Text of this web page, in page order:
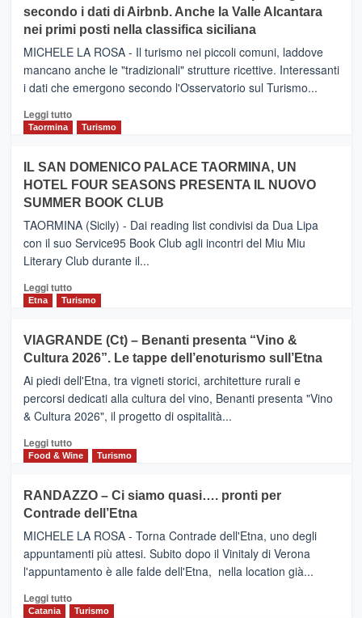
–
Inaugurato
il
nuovo
collegamento
tra
e
Zanzibar
da
Neos
secondo i dati di Airbnb. Anche la Valle Alcantara
nei primi posti nella classifica siciliana
MICHELE LA ROSA - Il turismo nei piccoli comuni, laddove
mancano anche le "tradizionali" strutture ricettive. Interessanti
i dati che emergono secondo l'Osservatorio sul Turismo...
Leggi tuttoLeggi
PIEDIMONTE
ETNEO
–
Meta
turistica
privilegiata
secondo
dati
di
Anche
la
Alcantara
nei
primi
nella
classifica
Taormina Turismo
IL SAN DOMENICO PALACE TAORMINA, UN
HOTEL FOUR SEASONS PRESENTA IL NUOVO
SUMMER BOOK CLUB
TAORMINA (Sicily) - Dai reading list condivisi da Dua Lipa
con il suo Service95 Book Club agli incontri del Miu Miu
Literary Club durante il...
Leggi tuttoLeggi
di
IL
SAN
DOMENICO
PALACE
TAORMINA,
UN
HOTEL
FOUR
IL
NUOVO
SUMMER
CLUB
Etna Turismo
VIAGRANDE (Ct) – Benanti presenta “Vino &
Cultura 2026”. Le tappe dell’enoturismo sull’Etna
Ai piedi dell'Etna, tra vigneti storici, architetture rurali e
percorsi dedicati alla cultura del vino, Benanti presenta "Vino
& Cultura 2026", il progetto di ospitalità...
Leggi tuttoLeggi
di
VIAGRANDE
(Ct)
–
Benanti
presenta
“Vino
&
Cultura
Food & Wine Turismo
RANDAZZO – Ci siamo quasi…. pronti per
Contrade dell’Etna
MICHELE LA ROSA - Torna Contrade dell'Etna, uno degli
appuntamenti più attesi. Subito dopo il Vinitaly di Verona
l'appuntamento è alle falde dell'Etna, nella location già...
Leggi tuttoLeggi
di
Catania Turismo